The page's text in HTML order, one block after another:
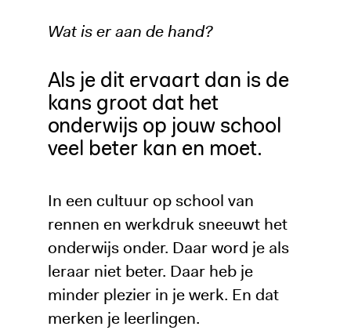
Wat is er aan de hand?
Als je dit ervaart dan is de
kans groot dat het
onderwijs op jouw school
veel beter kan en moet.
In een cultuur op school van
rennen en werkdruk sneeuwt het
onderwijs onder. Daar word je als
leraar niet beter. Daar heb je
minder plezier in je werk. En dat
merken je leerlingen.